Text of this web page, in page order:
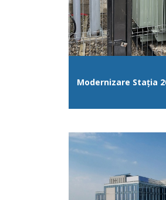
Modernizare Stația